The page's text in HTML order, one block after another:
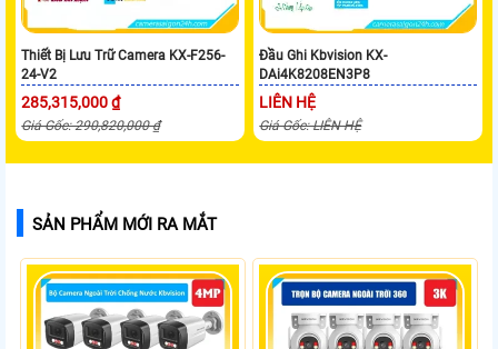
Thiết Bị Lưu Trữ Camera KX-F256-
24-V2
285,315,000 ₫
Giá Gốc: 290,820,000 ₫
Đầu Ghi Kbvision KX-
DAi4K8208EN3P8
LIÊN HỆ
Giá Gốc: LIÊN HỆ
SẢN PHẨM MỚI RA MẮT